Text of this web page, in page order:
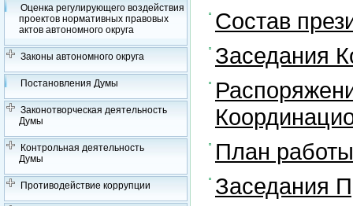
Оценка регулирующего воздействия
проектов нормативных правовых
актов автономного округа
Законы автономного округа
Постановления Думы
Законотворческая деятельность
Думы
Контрольная деятельность
Думы
Противодействие коррупции
Состав
Заседания
План
Заседания